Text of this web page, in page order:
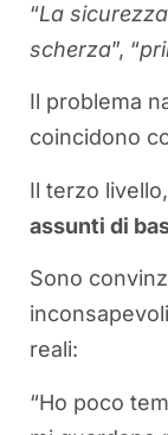
“La
scherza”, “
Il problema
coincidono
Il terzo
assunti di
Sono
reali:
“Ho poco